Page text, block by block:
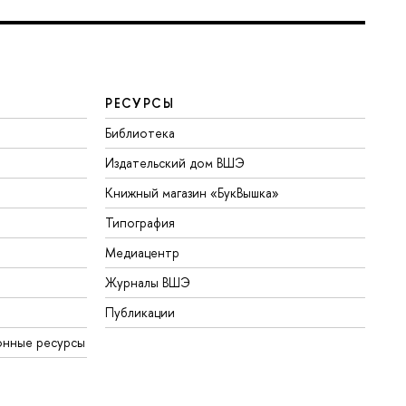
ресурсы
РЕСУРСЫ
Библиотека
Издательский дом ВШЭ
Книжный магазин «БукВышка»
Типография
Медиацентр
Журналы ВШЭ
Публикации